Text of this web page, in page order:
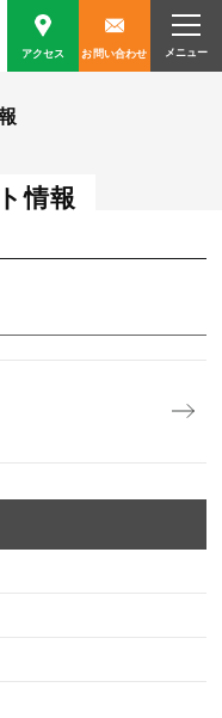
アクセス お問い合わせ
情報